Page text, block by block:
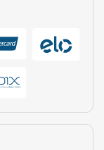
tem a sua
tempo.
dia, com